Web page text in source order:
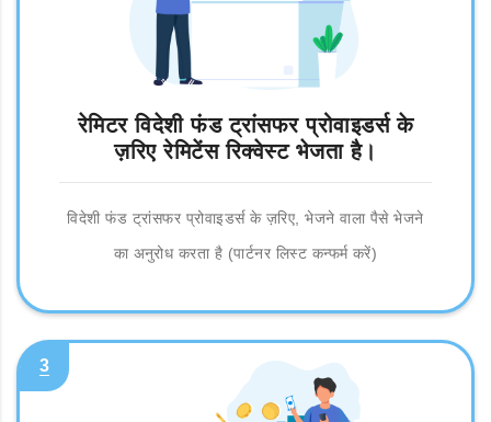
रेमिटर विदेशी फंड ट्रांसफर प्रोवाइडर्स के
ज़रिए रेमिटेंस रिक्वेस्ट भेजता है।
विदेशी फंड ट्रांसफर प्रोवाइडर्स के ज़रिए, भेजने वाला पैसे भेजने
का अनुरोध करता है (पार्टनर लिस्ट कन्फर्म करें)
3